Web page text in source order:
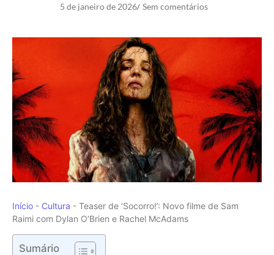
5 de janeiro de 2026/ Sem comentários
Início - Cultura - Teaser de ‘Socorro!’: Novo filme de Sam
Raimi com Dylan O’Brien e Rachel McAdams
Sumário